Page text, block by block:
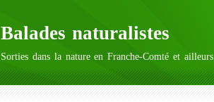
Balades naturalistes
Sorties dans la nature en Franche-Comté et ailleurs